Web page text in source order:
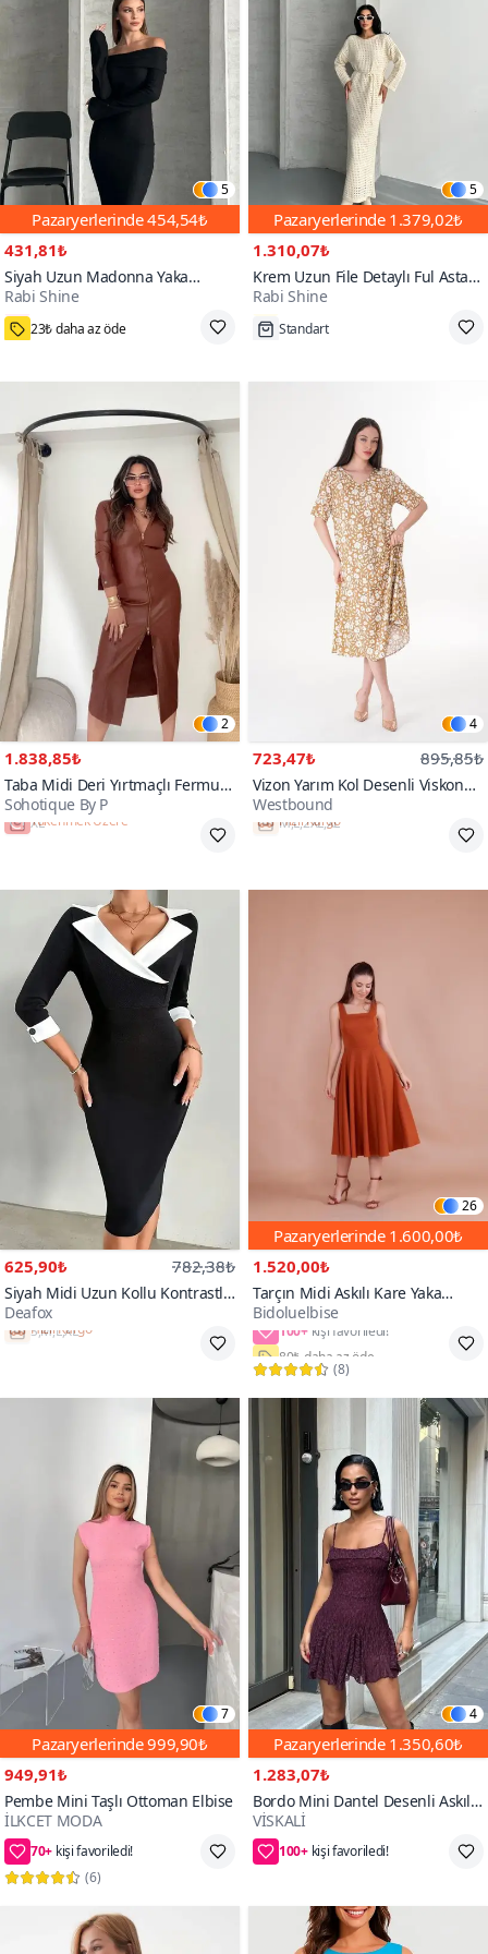
5
Pazaryerlerinde454,54₺
431,81₺
Siyah Uzun Madonna Yaka
Pamuklu Elbise
Rabi Shine
1000+
23₺ daha az öde
5
Pazaryerlerinde 1.379,02₺
1.310,07₺
Krem Uzun File Detaylı Ful Astarlı
Ajur Triko Elbise
Rabi Shine
Standart
2
1.838,85₺
Taba Midi Deri Yırtmaçlı Fermuar
Detay Elbise
Sohotique By P
4
723,47₺ 895,85₺
Vizon Yarım Kol Desenli Viskon
Yazlık Plaj Ev Tatil Midi Elbise
Westbound
Hızlı Kargo
625,90₺ 782,38₺
Siyah Midi Uzun Kollu Kontrastlı
Kenar Detaylı Kol Düğmeli A
Kesim Krep Kumaş Elbise
Deafox
Hızlı Kargo
26
Pazaryerlerinde 1.600,00₺
1.520,00₺
Tarçın Midi Askılı Kare Yaka
Elbise
Bidoluelbise
100+
80₺ daha az öde
(8)
7
Pazaryerlerinde999,90₺
949,91₺
Pembe Mini Taşlı Ottoman Elbise
İLKCET MODA
70+
50₺ daha az öde
(6)
4
Pazaryerlerinde 1.350,60₺
1.283,07₺
Bordo Mini Dantel Desenli Askılı
Volanlı Elbise
VİSKALİ
100+
68₺ daha az öde